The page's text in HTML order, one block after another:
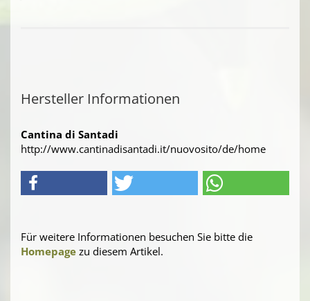
Hersteller Informationen
Cantina di Santadi
http://www.cantinadisantadi.it/nuovosito/de/home
Für weitere Informationen besuchen Sie bitte die
Homepage zu diesem Artikel.